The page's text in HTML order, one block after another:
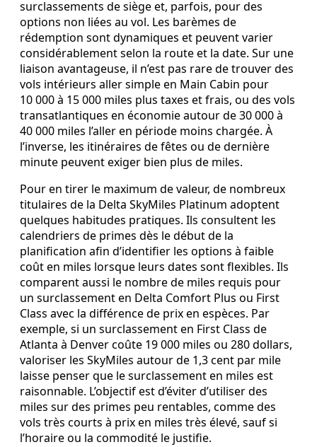
surclassements de siège et, parfois, pour des
options non liées au vol. Les barèmes de
rédemption sont dynamiques et peuvent varier
considérablement selon la route et la date. Sur une
liaison avantageuse, il n’est pas rare de trouver des
vols intérieurs aller simple en Main Cabin pour
10 000 à 15 000 miles plus taxes et frais, ou des vols
transatlantiques en économie autour de 30 000 à
40 000 miles l’aller en période moins chargée. À
l’inverse, les itinéraires de fêtes ou de dernière
minute peuvent exiger bien plus de miles.
Pour en tirer le maximum de valeur, de nombreux
titulaires de la Delta SkyMiles Platinum adoptent
quelques habitudes pratiques. Ils consultent les
calendriers de primes dès le début de la
planification afin d’identifier les options à faible
coût en miles lorsque leurs dates sont flexibles. Ils
comparent aussi le nombre de miles requis pour
un surclassement en Delta Comfort Plus ou First
Class avec la différence de prix en espèces. Par
exemple, si un surclassement en First Class de
Atlanta à Denver coûte 19 000 miles ou 280 dollars,
valoriser les SkyMiles autour de 1,3 cent par mile
laisse penser que le surclassement en miles est
raisonnable. L’objectif est d’éviter d’utiliser des
miles sur des primes peu rentables, comme des
vols très courts à prix en miles très élevé, sauf si
l’horaire ou la commodité le justifie.